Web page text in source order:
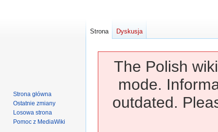
The Polish
mode.
outdated.
Strona Dyskusja
Strona główna
Ostatnie zmiany
Losowa strona
Pomoc z MediaWiki